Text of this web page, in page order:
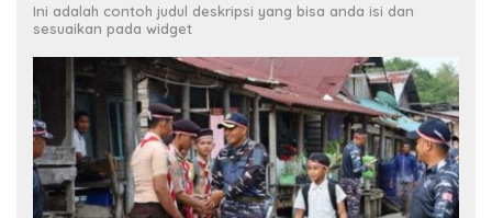
Ini adalah contoh judul deskripsi yang bisa anda isi dan
sesuaikan pada widget